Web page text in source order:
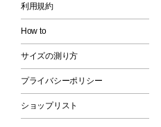
利用規約
How to
サイズの測り方
プライバシーポリシー
ショップリスト